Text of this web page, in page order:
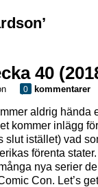
40
0 kommentarer
aldrig hända
kommer inlägg
slut istället) vad
förenta stater.
nya serier
Con. Let’s